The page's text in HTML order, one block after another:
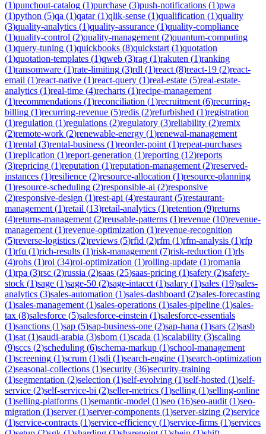
(1)punchout-catalog (1)purchase (3)push-notifications (1)pwa
(1)python (5)qa (1)qatar(1)qlik-sense (1)qualification (1)quality
(3)quality-analytics (1)quality-assurance (1)quality-compliance
(1)quality-control (2)quality-management (2)quantum-computing
(1)query-tuning (1)quickbooks (8)quickstart (1)quotation
(1)quotation-templates (1)qweb (3)rag (1)rakuten (1)ranking
(1)ransomware (1)rate-limiting (3)rdl (1)react (8)react-19 (2)react-
email (1)react-native (1)react-query (1)real-estate (5)real-estate-
analytics (1)real-time (4)recharts (1)recipe-management
(1)recommendations (1)reconciliation (1)recruitment (6)recurring-
billing (1)recurring-revenue (5)redis (2)refurbished (1)registration
(1)regulation (1)regulations (2)regulatory (3)reliability (2)remix
(2)remote-work (2)renewable-energy (1)renewal-management
(1)rental (3)rental-business (1)reorder-point (1)repeat-purchases
(1)replication (1)report-generation (1)reporting (12)reports
(3)repricing (1)reputation (1)reputation-management (2)reserved-
instances (1)resilience (2)resource-allocation (1)resource-planning
(1)resource-scheduling (2)responsible-ai (2)responsive
(2)responsive-design (1)rest-api (4)restaurant (5)restaurant-
management (1)retail (13)retail-analytics (1)retention (9)returns
(4)returns-management (2)reusable-patterns (1)revenue (10)revenue-
management (1)revenue-optimization (1)revenue-recognition
(5)reverse-logistics (2)reviews (5)rfid (2)rfm (1)rfm-analysis (1)rfp
(1)rfq (1)rich-results (1)risk-management (7)risk-reduction (1)rls
(4)rohs (1)roi (34)roi-optimization (1)rolling-update (1)romania
(1)rpa (3)rsc (2)russia (2)saas (25)saas-pricing (1)safety (2)safety-
stock (1)sage (1)sage-50 (2)sage-intacct (1)salary (1)sales (19)sales-
analytics (3)sales-automation (1)sales-dashboard (2)sales-forecasting
(1)sales-management (1)sales-operations (1)sales-pipeline (1)sales-
tax (8)salesforce (5)salesforce-einstein (1)salesforce-essentials
(1)sanctions (1)sap (5)sap-business-one (2)sap-hana (1)sars (2)sasb
(1)sat (1)saudi-arabia (3)sbom (1)scada (1)scalability (3)scaling
(9)sccs (2)scheduling (6)schema-markup (1)school-management
(1)screening (1)scrum (1)sdi (1)search-engine (1)search-optimization
(2)seasonal-collections (1)security (36)security-training
(1)segmentation (2)selection (1)self-evolving (1)self-hosted (1)self-
service (2)self-service-bi (2)seller-metrics (1)selling (1)selling-online
(1)selling-platforms (1)semantic-model (1)seo (16)seo-audit (1)seo-
migration (1)server(1)server-components (1)server-sizing (2)service
(1)service-contracts (1)service-efficiency (1)service-firms (1)services